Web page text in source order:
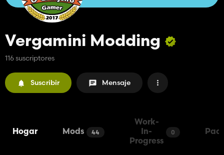
Vergamini Modding
116 suscriptores
Suscribir Mensaje
Hogar Mods 44
Work-
In-
Progress
0